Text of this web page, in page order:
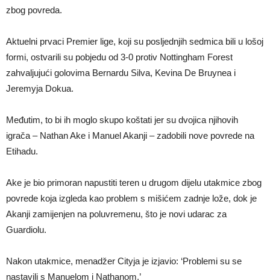
tjera suze
GROM USMRTIO FUDBALERA: Velika tragedija! Povrijeđeno još 12
zbog povreda.
Aktuelni prvaci Premier lige, koji su posljednjih sedmica bili u lošoj
formi, ostvarili su pobjedu od 3-0 protiv Nottingham Forest
zahvaljujući golovima Bernardu Silva, Kevina De Bruynea i
Jeremyja Dokua.
Međutim, to bi ih moglo skupo koštati jer su dvojica njihovih
igrača – Nathan Ake i Manuel Akanji – zadobili nove povrede na
Etihadu.
Ake je bio primoran napustiti teren u drugom dijelu utakmice zbog
povrede koja izgleda kao problem s mišićem zadnje lože, dok je
Akanji zamijenjen na poluvremenu, što je novi udarac za
Guardiolu.
Nakon utakmice, menadžer Cityja je izjavio: ‘Problemi su se
nastavili s Manuelom i Nathanom.’